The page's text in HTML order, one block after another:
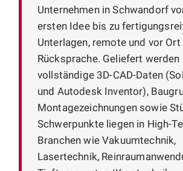
Unternehmen in Schwandorf
ersten Idee bis zu
Unterlagen, remote und vor Ort
Rücksprache. Geliefert werden
vollständige 3D-CAD-Daten
und Autodesk Inventor),
Montagezeichnungen sowie
Schwerpunkte liegen in High-
Branchen wie Vakuumtechnik,
Lasertechnik,